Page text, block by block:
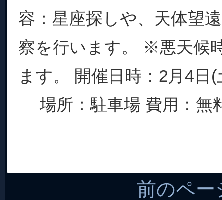
容：星座探しや、天体望
察を行います。 ※悪天候
ます。 開催日時：2月4日
場所：駐車場 費用：無
前のペー